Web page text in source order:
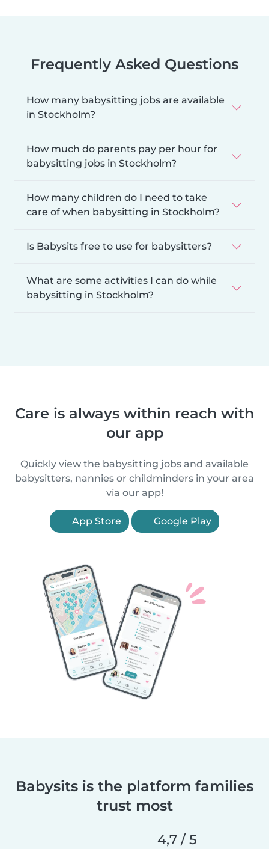
Frequently Asked Questions
How many babysitting jobs are available
in Stockholm?
How much do parents pay per hour for
babysitting jobs in Stockholm?
How many children do I need to take
care of when babysitting in Stockholm?
Is Babysits free to use for babysitters?
What are some activities I can do while
babysitting in Stockholm?
Care is always within reach with
our app
Quickly view the babysitting jobs and available
babysitters, nannies or childminders in your area
via our app!
App Store Google Play
Babysits is the platform families
trust most
4,7 / 5